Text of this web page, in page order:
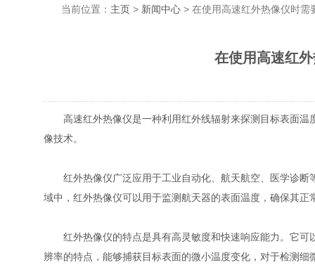
当前位置： 主页> 新闻中心> 在使用高速红外热像仪时需
在使用高速红
高速红外热像仪是一种利用红外线辐射来探测目标表面温度的设
像技术。
红外热像仪广泛应用于工业自动化、航天航空、医学诊断等
域中，红外热像仪可以用于监测航天器的表面温度，确保其
红外热像仪的特点是具有高灵敏度和快速响应能力。它可以
辨率的特点，能够捕获目标表面的微小温度变化，对于检测细微